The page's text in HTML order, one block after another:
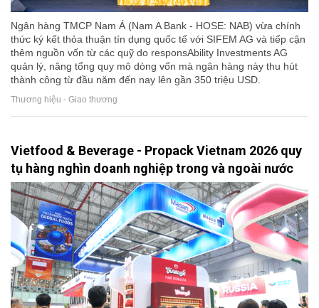
Ngân hàng TMCP Nam Á (Nam A Bank - HOSE: NAB) vừa chính
thức ký kết thỏa thuận tín dụng quốc tế với SIFEM AG và tiếp cận
thêm nguồn vốn từ các quỹ do responsAbility Investments AG
quản lý, nâng tổng quy mô dòng vốn mà ngân hàng này thu hút
thành công từ đầu năm đến nay lên gần 350 triệu USD.
Thương hiệu - Giao thương
Vietfood & Beverage - Propack Vietnam 2026 quy
tụ hàng nghìn doanh nghiệp trong và ngoài nước